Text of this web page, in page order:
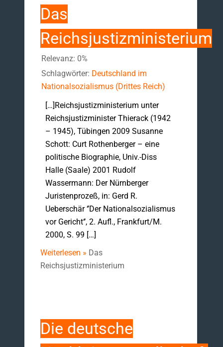
Das
Reichsjustizministerium
Relevanz: 0%
Schlagwörter: Deutschland im
Nationalsozialismus (Drittes Reich)
[…]Reichsjustizministerium unter
Reichsjustizminister Thierack (1942
– 1945), Tübingen 2009 Susanne
Schott: Curt Rothenberger – eine
politische Biographie, Univ.-Diss
Halle (Saale) 2001 Rudolf
Wassermann: Der Nürnberger
Juristenprozeß, in: Gerd R.
Ueberschär ‘’Der Nationalsozialismus
vor Gericht‘’, 2. Aufl., Frankfurt/M.
2000, S. 99 […]
Weiterlesen » Das
Reichsjustizministerium
Die deutsche